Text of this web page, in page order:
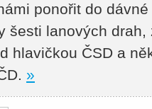
ponořit do
šesti lanových
hlavičkou ČSD a
»